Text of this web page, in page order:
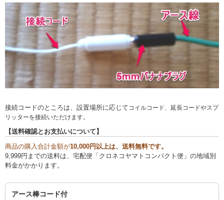
接続コードのところは、設置場所に応じてコイルコード、延長コードやスプ
リッターを接続いただけます。
【送料確認とお支払いについて】
商品の購入合計金額が10,000円以上は、送料無料です。
9,999円までの送料は、宅配便「クロネコヤマトコンパクト便」の地域別
料金がかかります。
アース棒コード付